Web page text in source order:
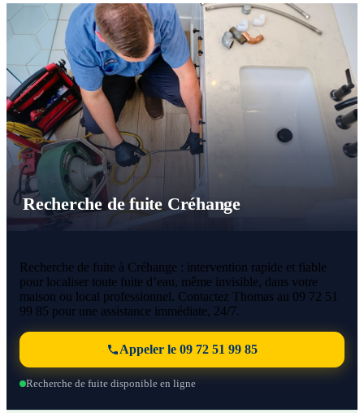
Recherche de fuite Créhange
Recherche de fuite à Créhange : intervention rapide et fiable
pour localiser toute fuite d’eau, même invisible, dans votre
maison ou local professionnel. Contactez Thomas au 09 72 51
99 85 pour une assistance immédiate, 24/7.
Appeler le 09 72 51 99 85
Recherche de fuite disponible en ligne